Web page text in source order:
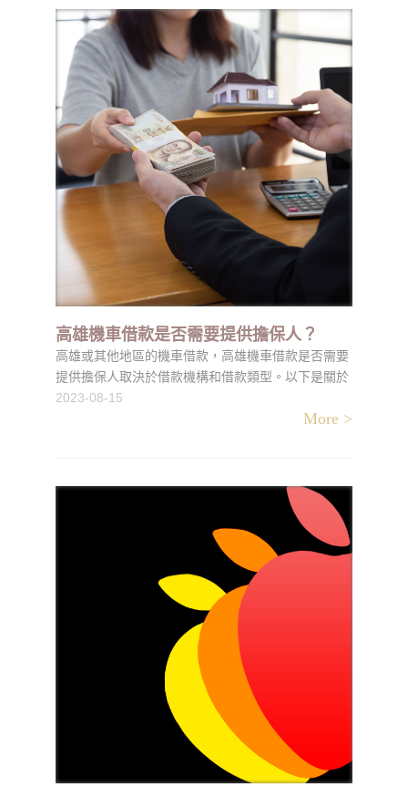
的，而且是必要的live173美女直播。創傷會影響心
靈，從而決定一個人將如何受到創傷的影響。
高雄機車借款是否需要提供擔保人？
高雄或其他地區的機車借款，高雄機車借款是否需要
提供擔保人取決於借款機構和借款類型。以下是關於
是否需要提供擔保人的一些相關信息：擔保人的定
義： 擔保人是指在借款合同中作為保證人的一方，高
常不需要提供擔保人。這意味著你可以根據自己的信
用評分和收入狀況進行借款申請，無需另外提供擔保
2023-08-15
More >